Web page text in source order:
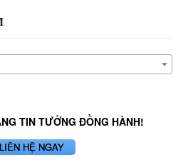
TIN TƯỞNG ĐỒNG HÀNH!
LIÊN HỆ NGAY